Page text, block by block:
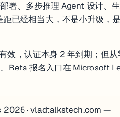
免费 Short Course）
learn.deeplearning.ai —
Hernandez。课程覆盖三个
用来源的回答
基础。Snowflake SnowPro 或
署、多步推理 Agent 设计、
已经相当大，不是小升级，
效，认证本身 2 年到期；但从
Beta 报名入口在 Microsoft
2026·vladtalkstech.com —